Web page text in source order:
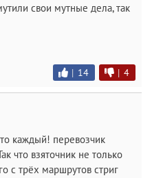
свои мутные дела, так
| 14 | 4
каждый! перевозчик
что взяточник не только
с трёх маршрутов стриг